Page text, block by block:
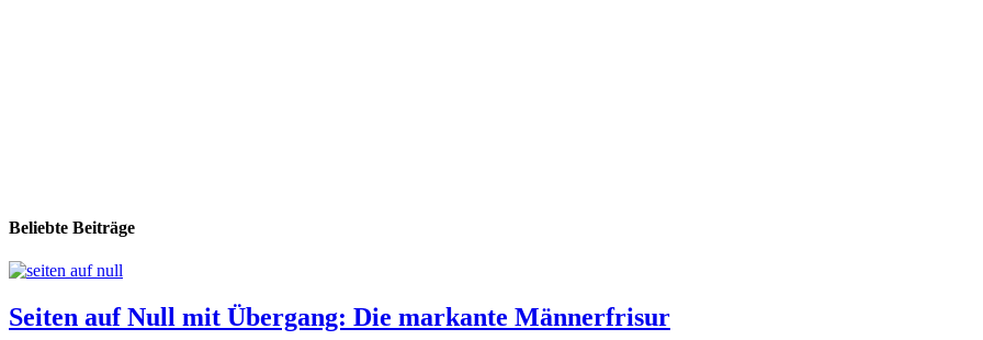
Beliebte Beiträge
Seiten auf Null mit Übergang: Die markante Männerfrisur